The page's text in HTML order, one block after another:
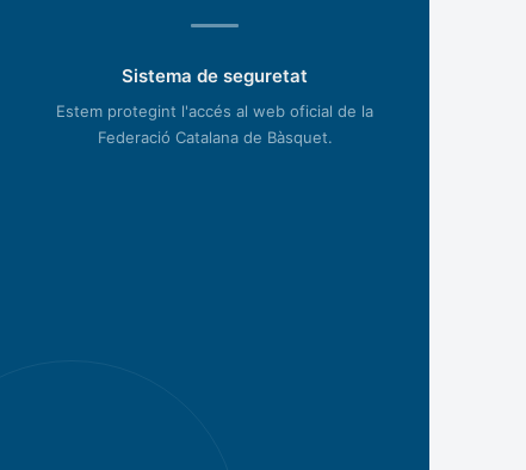
Sistema de seguretat
Estem protegint l'accés al web oficial de la
Federació Catalana de Bàsquet.